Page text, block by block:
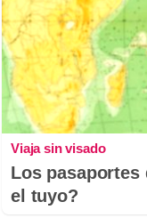
Viaja sin visado
Los pasaportes
el tuyo?